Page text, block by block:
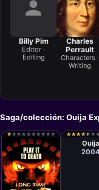
Billy Pim
Editor ·
Editing
Charles
Perrault
Characters ·
Writing
Saga/colección: Ouija
★
★★
★ ★
★ ★
★ ★
★ ★
★ ★
★ ★
★ ★
★ ★
★ ★
★★
★★
★★
★★
★ ★
★ ★
★
Película
Juan
Ortega
Ouija
2004